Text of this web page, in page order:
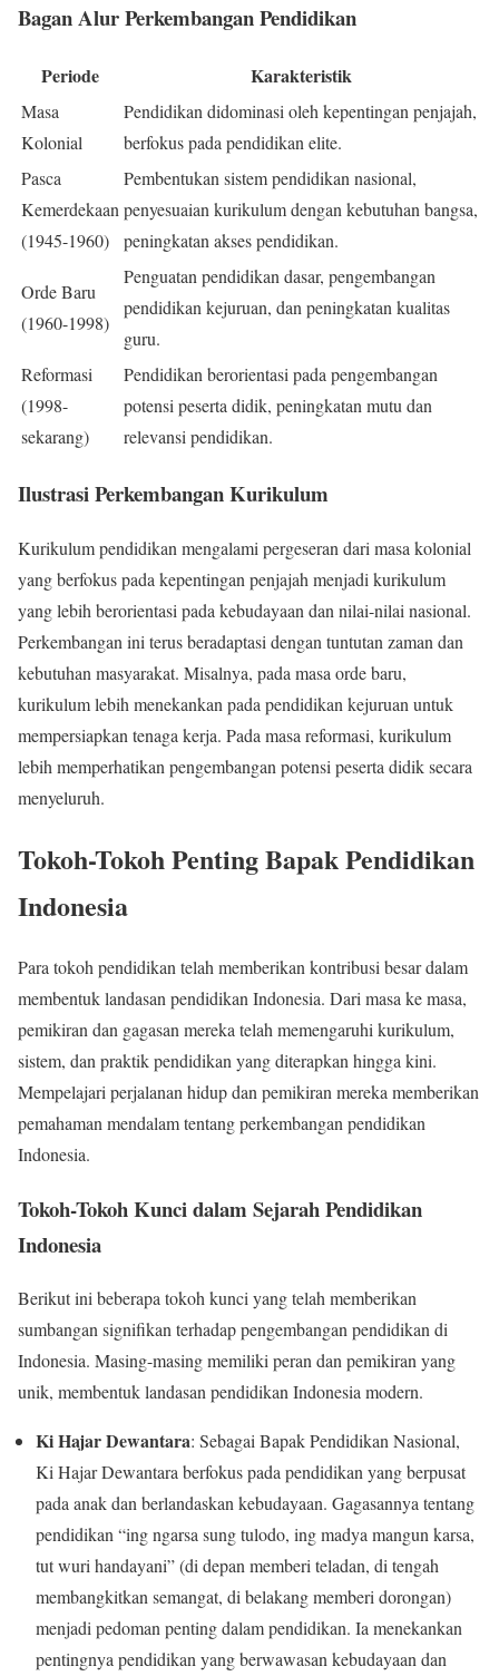
Bagan Alur Perkembangan Pendidikan
Periode Karakteristik
Masa
Kolonial
Pendidikan didominasi oleh kepentingan penjajah,
berfokus pada pendidikan elite.
Pasca
Kemerdekaan
(1945-1960)
Pembentukan sistem pendidikan nasional,
penyesuaian kurikulum dengan kebutuhan bangsa,
peningkatan akses pendidikan.
Orde Baru
(1960-1998)
Penguatan pendidikan dasar, pengembangan
pendidikan kejuruan, dan peningkatan kualitas
guru.
Reformasi
(1998-
sekarang)
Pendidikan berorientasi pada pengembangan
potensi peserta didik, peningkatan mutu dan
relevansi pendidikan.
Ilustrasi Perkembangan Kurikulum
Kurikulum pendidikan mengalami pergeseran dari masa kolonial
yang berfokus pada kepentingan penjajah menjadi kurikulum
yang lebih berorientasi pada kebudayaan dan nilai-nilai nasional.
Perkembangan ini terus beradaptasi dengan tuntutan zaman dan
kebutuhan masyarakat. Misalnya, pada masa orde baru,
kurikulum lebih menekankan pada pendidikan kejuruan untuk
mempersiapkan tenaga kerja. Pada masa reformasi, kurikulum
lebih memperhatikan pengembangan potensi peserta didik secara
menyeluruh.
Tokoh-Tokoh Penting Bapak Pendidikan
Indonesia
Para tokoh pendidikan telah memberikan kontribusi besar dalam
membentuk landasan pendidikan Indonesia. Dari masa ke masa,
pemikiran dan gagasan mereka telah memengaruhi kurikulum,
sistem, dan praktik pendidikan yang diterapkan hingga kini.
Mempelajari perjalanan hidup dan pemikiran mereka memberikan
pemahaman mendalam tentang perkembangan pendidikan
Indonesia.
Tokoh-Tokoh Kunci dalam Sejarah Pendidikan
Indonesia
Berikut ini beberapa tokoh kunci yang telah memberikan
sumbangan signifikan terhadap pengembangan pendidikan di
Indonesia. Masing-masing memiliki peran dan pemikiran yang
unik, membentuk landasan pendidikan Indonesia modern.
Ki Hajar Dewantara: Sebagai Bapak Pendidikan Nasional,
Ki Hajar Dewantara berfokus pada pendidikan yang berpusat
pada anak dan berlandaskan kebudayaan. Gagasannya tentang
pendidikan “ing ngarsa sung tulodo, ing madya mangun karsa,
tut wuri handayani” (di depan memberi teladan, di tengah
membangkitkan semangat, di belakang memberi dorongan)
menjadi pedoman penting dalam pendidikan. Ia menekankan
pentingnya pendidikan yang berwawasan kebudayaan dan